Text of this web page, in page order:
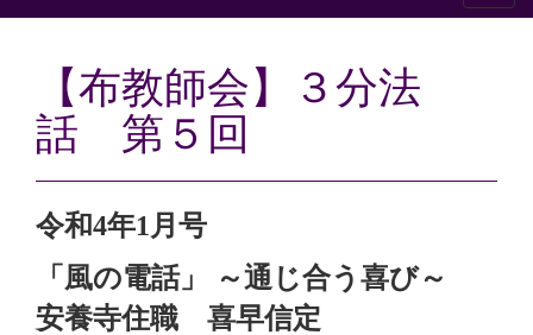
【布教師会】３分法
話 第５回
令和4年1月号
「風の電話」 ～通じ合う喜び～
安養寺住職 喜早信定